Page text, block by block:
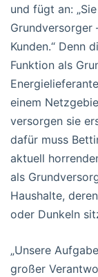
und fügt an:
Grundversorger
Kunden.“ Denn
Funktion als
einem
versorgen sie
dafür muss
aktuell
als
Haushalte,
oder Dunkeln
„Unsere
großer